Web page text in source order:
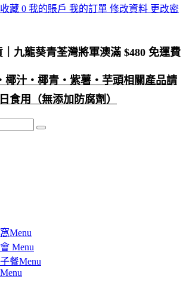
藏 0 我的賬戶 我的訂單 修改資料 更改密
九龍葵青荃灣將軍澳滿 $480 免運費
汁・椰青・紫薯・芋頭相關產品請
食用（無添加防腐劑）
Menu
Menu
餐Menu